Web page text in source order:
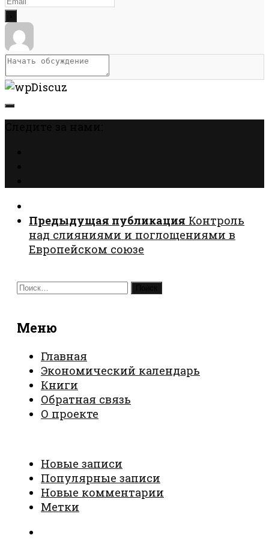
Предыдущая публикация Контроль
над слияниями и поглощениями в
Европейском союзе
Найти:
Меню
Главная
Экономический календарь
Книги
Обратная связь
О проекте
Новые записи
Популярные записи
Новые комментарии
Метки